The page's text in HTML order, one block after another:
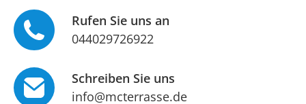
Rufen Sie uns an
044029726922
Schreiben Sie uns
info@mcterrasse.de